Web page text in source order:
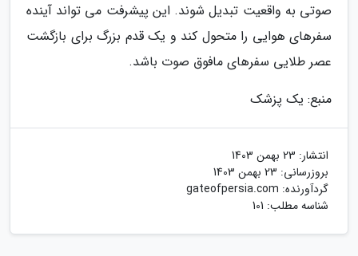
صوتی به واقعیت تبدیل شوند. این پیشرفت می تواند آینده
سفرهای هوایی را متحول کند و یک قدم بزرگ برای بازگشت
عصر طلایی سفرهای مافوق صوت باشد.
منبع: یک پزشک
انتشار: 23 بهمن 1403
بروزرسانی: 23 بهمن 1403
گردآورنده: gateofpersia.com
شناسه مطلب: 101